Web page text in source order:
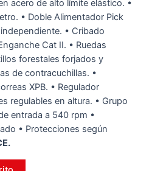
acero de alto límite elástico. •
• Doble Alimentador Pick
• Cribado
Cat II. • Ruedas
forestales forjados y
de contracuchillas. •
XPB. • Regulador
regulables en altura. • Grupo
entrada a 540 rpm •
• Protecciones según